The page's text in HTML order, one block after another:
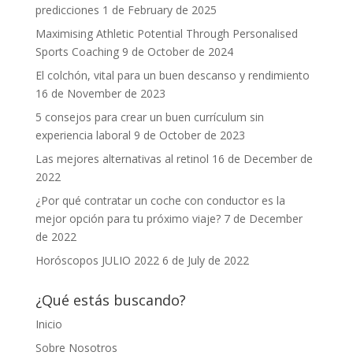
predicciones 1 de February de 2025
Maximising Athletic Potential Through Personalised
Sports Coaching 9 de October de 2024
El colchón, vital para un buen descanso y rendimiento
16 de November de 2023
5 consejos para crear un buen currículum sin
experiencia laboral 9 de October de 2023
Las mejores alternativas al retinol 16 de December de
2022
¿Por qué contratar un coche con conductor es la
mejor opción para tu próximo viaje? 7 de December
de 2022
Horóscopos JULIO 2022 6 de July de 2022
¿Qué estás buscando?
Inicio
Sobre Nosotros